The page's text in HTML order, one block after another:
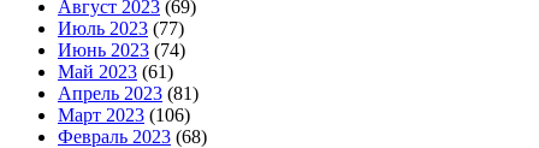
Август 2023 (69)
Июль 2023 (77)
Июнь 2023 (74)
Май 2023 (61)
Апрель 2023 (81)
Март 2023 (106)
Февраль 2023 (68)